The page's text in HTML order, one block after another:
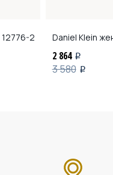
12776-2 Daniel Klein
2 864 i
3 580 i